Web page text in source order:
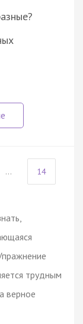
... 14
трудным
верное